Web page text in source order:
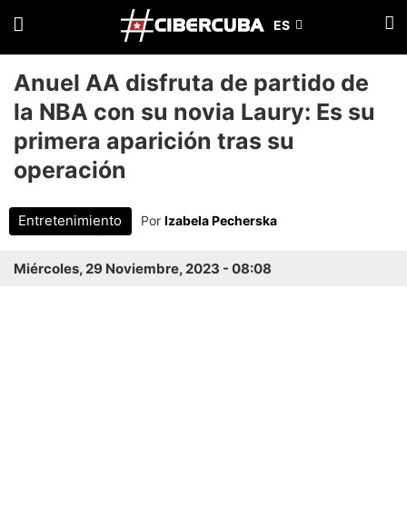
Anuel AA disfruta de partido de
la NBA con su novia Laury: Es su
primera aparición tras su
operación
Entretenimiento Por Izabela Pecherska
Miércoles, 29 Noviembre, 2023 - 08:08